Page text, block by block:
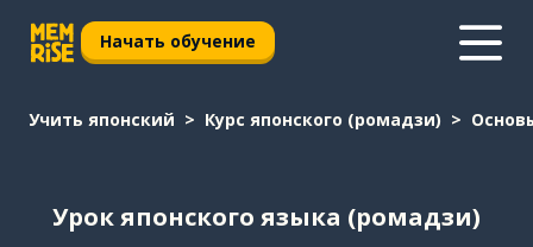
Начать обучение
Учить японский Курс японского (ромадзи)
Урок японского языка (ромадзи)